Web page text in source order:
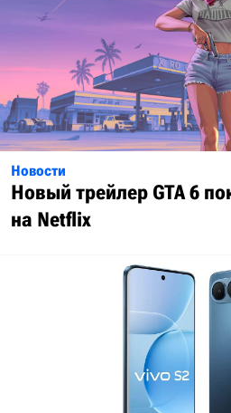
Новости
Новый трейлер GTA 6
на Netflix